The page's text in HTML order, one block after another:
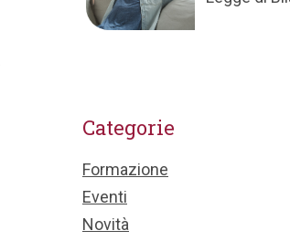
Categorie
Formazione
Eventi
Novità